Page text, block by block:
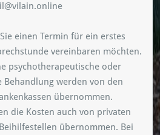
einen Termin für ein erstes
vereinbaren möchten.
psychotherapeutische oder
Behandlung werden von den
übernommen.
die Kosten auch von privaten
übernommen. Bei